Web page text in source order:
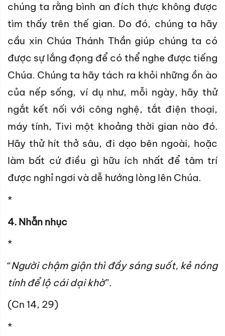
chúng ta rằng bình an đích thực không được
tìm thấy trên thế gian. Do đó, chúng ta hãy
cầu xin Chúa Thánh Thần giúp chúng ta có
được sự lắng đọng để có thể nghe được tiếng
Chúa. Chúng ta hãy tách ra khỏi những ồn ào
của nếp sống, ví dụ như, mỗi ngày, hãy thử
ngắt kết nối với công nghệ, tắt điện thoại,
máy tính, Tivi một khoảng thời gian nào đó.
Hãy thử hít thở sâu, đi dạo bên ngoài, hoặc
làm bất cứ điều gì hữu ích nhất để tâm trí
được nghỉ ngơi và dễ hướng lòng lên Chúa.
*
4. Nhẫn nhục
*
“Người chậm giận thì đầy sáng suốt, kẻ nóng
tính để lộ cái dại khờ”.
(Cn 14, 29)
*